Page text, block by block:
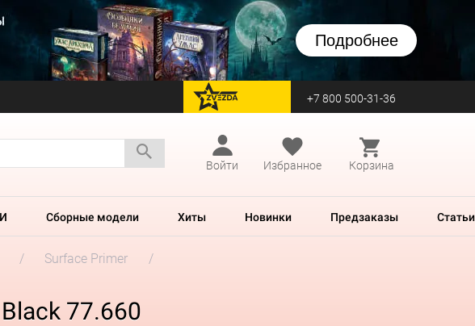
Подробнее
перейти на Zvezda +7 800 500-31-36
Войти
Избранное Корзина
Сборные модели Хиты Новинки Предзаказы Статьи
Surface Primer
77.660